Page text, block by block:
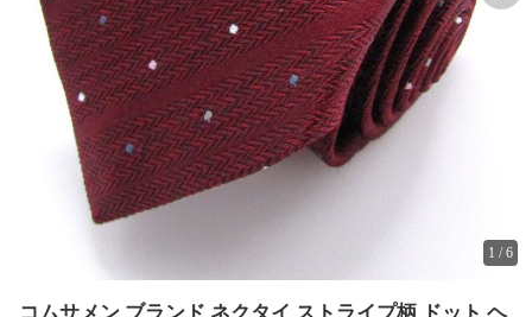
1 /6
コムサメン ブランド ネクタイ ストライプ柄 ドット ヘ